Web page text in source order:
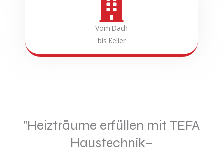
Vom Dach
bis Keller
"Heizträume erfüllen mit TEFA
Haustechnik–